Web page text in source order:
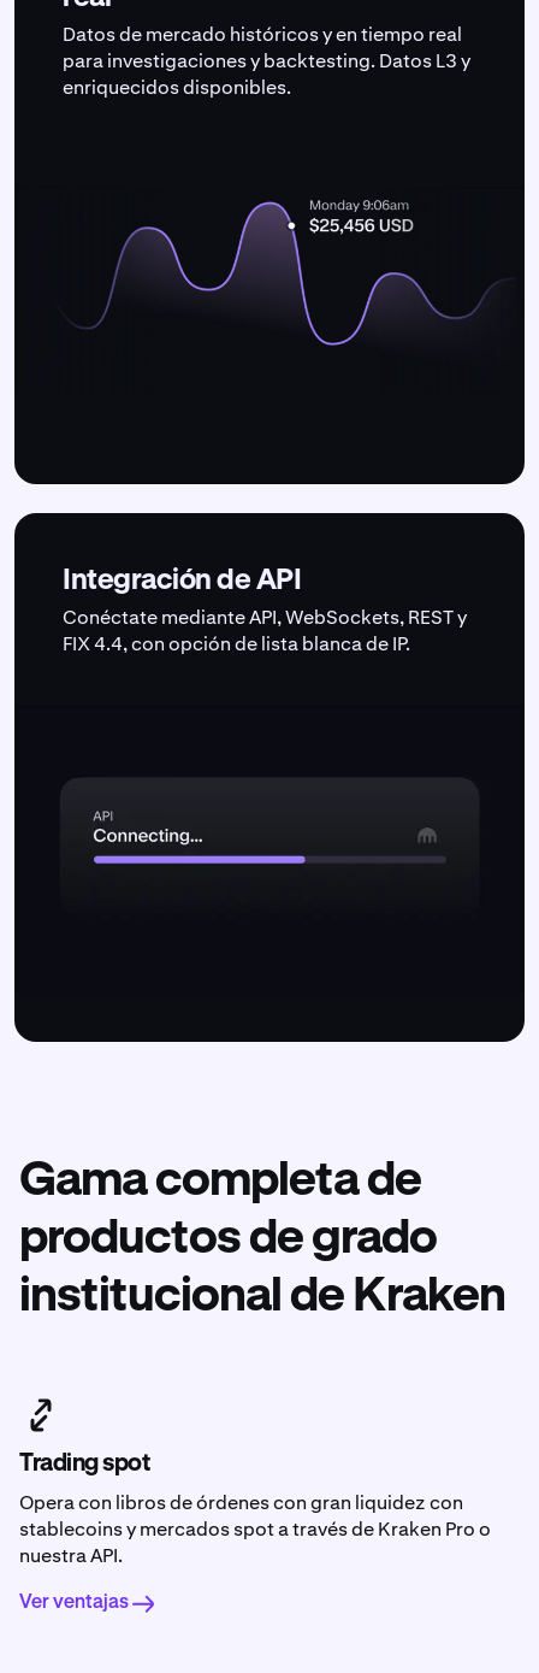
Datos de mercado históricos y en tiempo real
para investigaciones y backtesting. Datos L3 y
enriquecidos disponibles.
Integración de API
Conéctate mediante API, WebSockets, REST y
FIX 4.4, con opción de lista blanca de IP.
Gama completa de
productos de grado
institucional de Kraken
Trading spot
Opera con libros de órdenes con gran liquidez con
stablecoins y mercados spot a través de Kraken Pro o
nuestra API.
Ver ventajas